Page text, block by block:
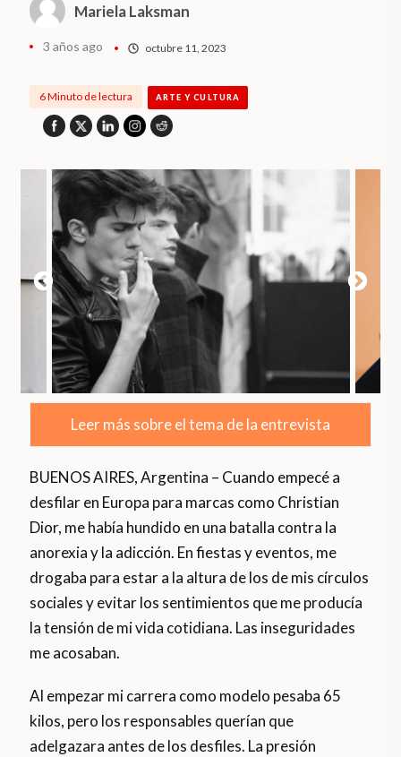
Mariela Laksman
3 años ago octubre 11, 2023
6 Minuto de lectura ARTE Y CULTURA
Leer más sobre el tema de la entrevista
BUENOS AIRES, Argentina – Cuando empecé a
desfilar en Europa para marcas como Christian
Dior, me había hundido en una batalla contra la
anorexia y la adicción. En fiestas y eventos, me
drogaba para estar a la altura de los de mis círculos
sociales y evitar los sentimientos que me producía
la tensión de mi vida cotidiana. Las inseguridades
me acosaban.
Al empezar mi carrera como modelo pesaba 65
kilos, pero los responsables querían que
adelgazara antes de los desfiles. La presión